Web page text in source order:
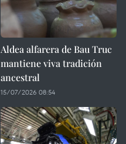
Aldea alfarera de Bau Truc
mantiene viva tradición
ancestral
15/07/2026 08:54